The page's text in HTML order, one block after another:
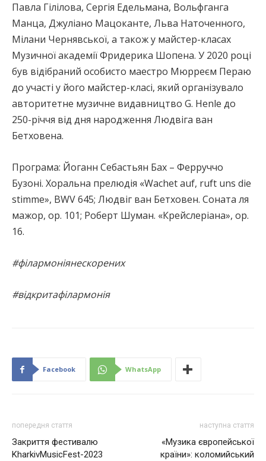
Павла Гілілова, Сергія Едельмана, Вольфганга
Манца, Джуліано Мацоканте, Льва Наточенного,
Мілани Чернявської, а також у майстер-класах
Музичної академії Фридерика Шопена. У 2020 році
був відібраний особисто маестро Мюрреєм Пераю
до участі у його майстер-класі, який організувало
авторитетне музичне видавництво G. Henle до
250-річчя від дня народження Людвіга ван
Бетховена.
Програма: Йоганн Себастьян Бах – Ферруччо
Бузоні. Хоральна прелюдія «Wachet auf, ruft uns die
stimme», BWV 645; Людвіг ван Бетховен. Соната ля
мажор, ор. 101; Роберт Шуман. «Крейслеріана», ор.
16.
#філармоніянескорених
#відкритафілармонія
Facebook WhatsApp
попередня стаття
Закриття фестивалю
KharkivMusicFest-2023
наступна стаття
«Музика європейської
країни»: коломийський